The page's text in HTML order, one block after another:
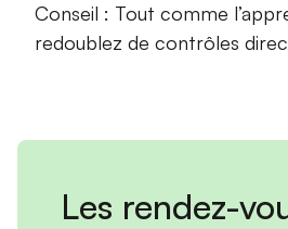
Conseil : Tout comme
redoublez de contrôles
Les rendez-